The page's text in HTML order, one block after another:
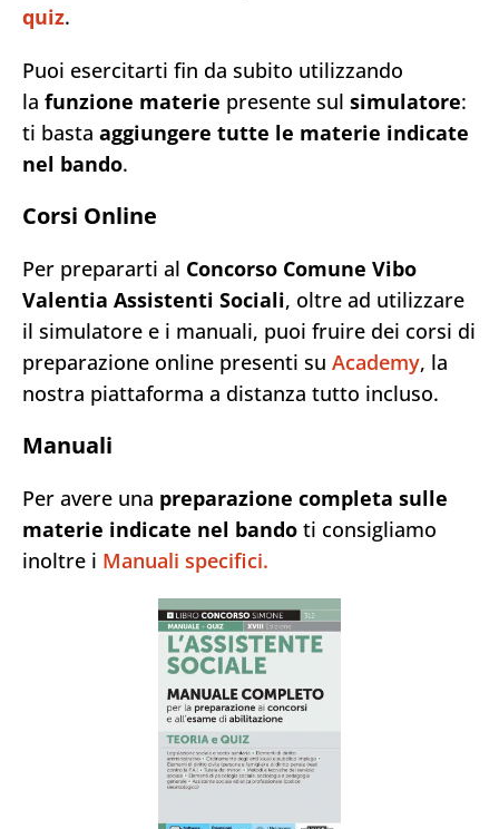
quiz.
Puoi esercitarti fin da subito utilizzando
la funzione materie presente sul simulatore:
ti basta aggiungere tutte le materie indicate
nel bando.
Corsi Online
Per prepararti al Concorso Comune Vibo
Valentia Assistenti Sociali, oltre ad utilizzare
il simulatore e i manuali, puoi fruire dei corsi di
preparazione online presenti su Academy, la
nostra piattaforma a distanza tutto incluso.
Manuali
Per avere una preparazione completa sulle
materie indicate nel bando ti consigliamo
inoltre i Manuali specifici.